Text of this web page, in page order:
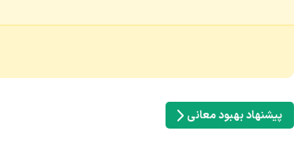
پیشنهاد بهبود معانی